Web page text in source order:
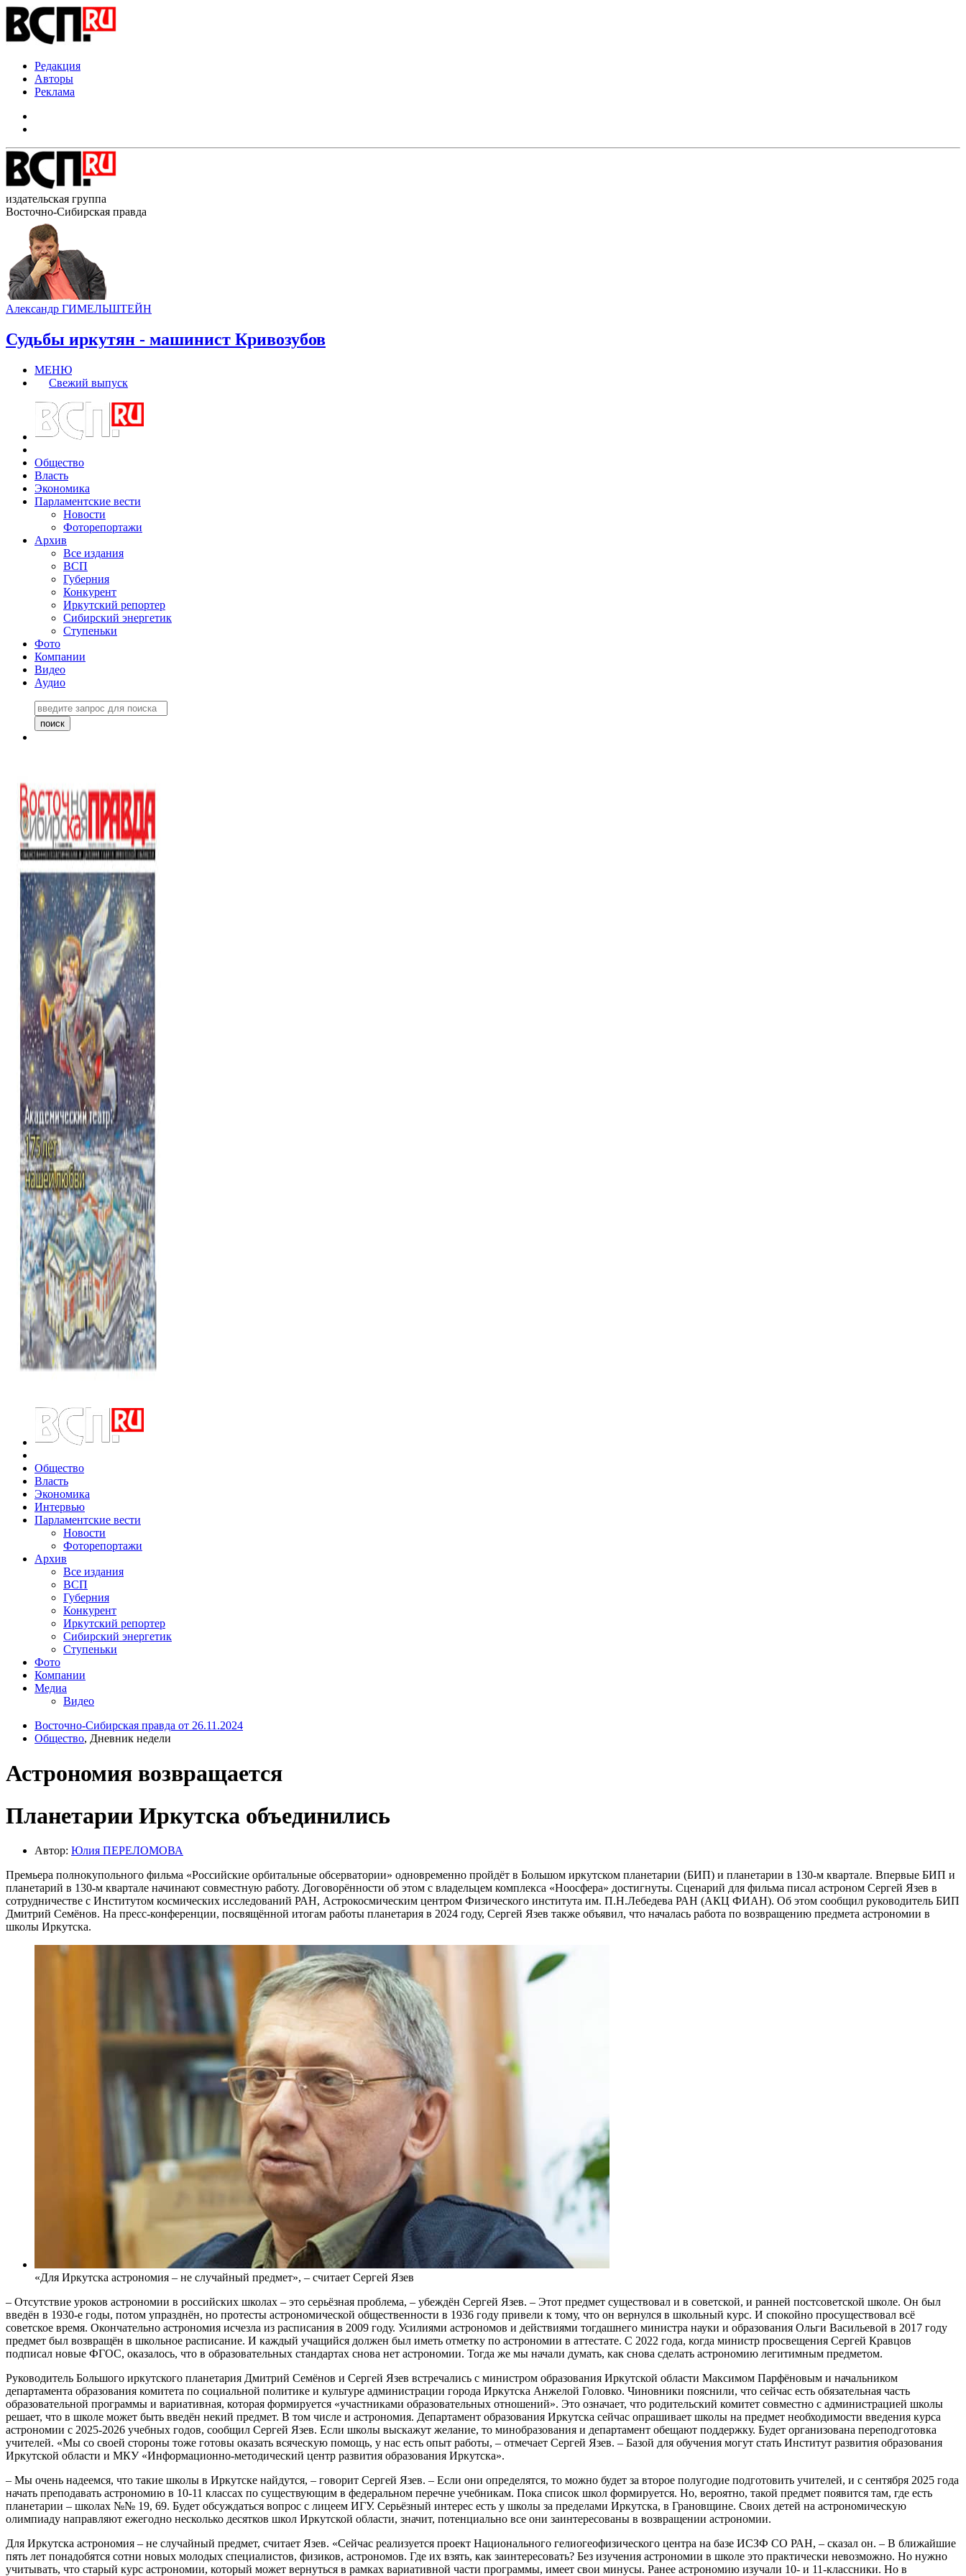
Редакция
Авторы
Реклама
издательская группа
Восточно-Сибирская правда
Александр ГИМЕЛЬШТЕЙН
Судьбы иркутян - машинист Кривозубов
МЕНЮ
Свежий выпуск
Общество
Власть
Экономика
Парламентские вести
Новости
Фоторепортажи
Архив
Все издания
ВСП
Губерния
Конкурент
Иркутский репортер
Сибирский энергетик
Ступеньки
Фото
Компании
Видео
Аудио
Общество
Власть
Экономика
Интервью
Парламентские вести
Новости
Фоторепортажи
Архив
Все издания
ВСП
Губерния
Конкурент
Иркутский репортер
Сибирский энергетик
Ступеньки
Фото
Компании
Медиа
Видео
Восточно-Сибирская правда от 26.11.2024
Общество, Дневник недели
Астрономия возвращается
Планетарии Иркутска объединились
Автор: Юлия ПЕРЕЛОМОВА
Премьера полнокупольного фильма «Российские орбитальные обсерватории» одновременно пройдёт в Большом иркутском планетарии (БИП) и планетарии в 130-м квартале. Впервые БИП и
планетарий в 130-м квартале начинают совместную работу. Договорённости об этом с владельцем комплекса «Ноосфера» достигнуты. Сценарий для фильма писал астроном Сергей Язев в
сотрудничестве с Институтом космических исследований РАН, Астрокосмическим центром Физического института им. П.Н.Лебедева РАН (АКЦ ФИАН). Об этом сообщил руководитель БИП
Дмитрий Семёнов. На пресс-конференции, посвящённой итогам работы планетария в 2024 году, Сергей Язев также объявил, что началась работа по возвращению предмета астрономии в
школы Иркутска.
«Для Иркутска астрономия – не случайный предмет», – считает Сергей Язев
– Отсутствие уроков астрономии в российских школах – это серьёзная проблема, – убеждён Сергей Язев. – Этот предмет существовал и в советской, и ранней постсоветской школе. Он был
введён в 1930-е годы, потом упразднён, но протесты астрономической общественности в 1936 году привели к тому, что он вернулся в школьный курс. И спокойно просуществовал всё
советское время. Окончательно астрономия исчезла из расписания в 2009 году. Усилиями астрономов и действиями тогдашнего министра науки и образования Ольги Васильевой в 2017 году
предмет был возвращён в школьное расписание. И каждый учащийся должен был иметь отметку по астрономии в аттестате. С 2022 года, когда министр просвещения Сергей Кравцов
подписал новые ФГОС, оказалось, что в образовательных стандартах снова нет астрономии. Тогда же мы начали думать, как снова сделать астрономию легитимным предметом.
Руководитель Большого иркутского планетария Дмитрий Семёнов и Сергей Язев встречались с министром образования Иркутской области Максимом Парфёновым и начальником
департамента образования комитета по социальной политике и культуре администрации города Иркутска Анжелой Головко. Чиновники пояснили, что сейчас есть обязательная часть
образовательной программы и вариативная, которая формируется «участниками образовательных отношений». Это означает, что родительский комитет совместно с администрацией школы
решает, что в школе может быть введён некий предмет. В том числе и астрономия. Департамент образования Иркутска сейчас опрашивает школы на предмет необходимости введения курса
астрономии с 2025-2026 учебных годов, сообщил Сергей Язев. Если школы выскажут желание, то минобразования и департамент обещают поддержку. Будет организована переподготовка
учителей. «Мы со своей стороны тоже готовы оказать всяческую помощь, у нас есть опыт работы, – отмечает Сергей Язев. – Базой для обучения могут стать Институт развития образования
Иркутской области и МКУ «Информационно-методический центр развития образования Иркутска».
– Мы очень надеемся, что такие школы в Иркутске найдутся, – говорит Сергей Язев. – Если они определятся, то можно будет за второе полугодие подготовить учителей, и с сентября 2025 года
начать преподавать астрономию в 10-11 классах по существующим в федеральном перечне учебникам. Пока список школ формируется. Но, вероятно, такой предмет появится там, где есть
планетарии – школах №№ 19, 69. Будет обсуждаться вопрос с лицеем ИГУ. Серьёзный интерес есть у школы за пределами Иркутска, в Грановщине. Своих детей на астрономическую
олимпиаду направляют ежегодно несколько десятков школ Иркутской области, значит, потенциально все они заинтересованы в возвращении астрономии.
Для Иркутска астрономия – не случайный предмет, считает Язев. «Сейчас реализуется проект Национального гелиогеофизического центра на базе ИСЗФ СО РАН, – сказал он. – В ближайшие
пять лет понадобятся сотни новых молодых специалистов, физиков, астрономов. Где их взять, как заинтересовать? Без изучения астрономии в школе это практически невозможно. Но нужно
учитывать, что старый курс астрономии, который может вернуться в рамках вариативной части программы, имеет свои минусы. Ранее астрономию изучали 10- и 11-классники. Но в